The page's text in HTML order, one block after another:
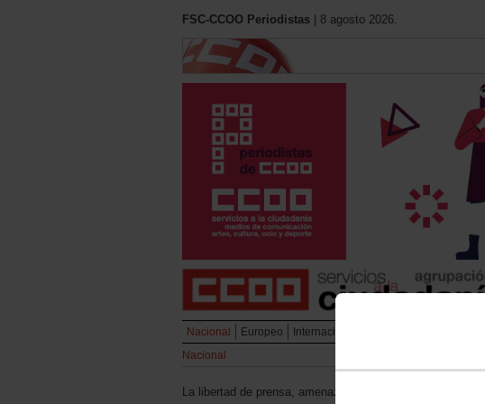
FSC-CCOO Periodistas | 8 agosto 2026.
Nacional Europeo Internacional
Nacional
La libertad de prensa, amenazada